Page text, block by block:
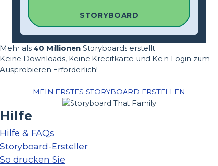
STORYBOARD
Mehr als 40 Millionen Storyboards erstellt
Keine Downloads, Keine Kreditkarte und Kein Login zum
Ausprobieren Erforderlich!
MEIN ERSTES STORYBOARD ERSTELLEN
Hilfe
Hilfe & FAQs
Storyboard-Ersteller
So drucken Sie